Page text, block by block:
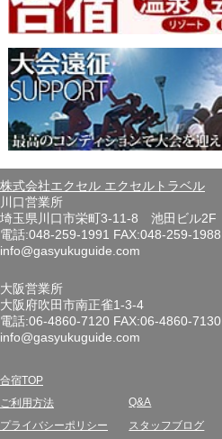
株式会社エクセル エクセルトラベル
川口営業所
埼玉県川口市栄町3-11-8 池田ビル2F
電話:048-259-1991 FAX:048-259-1988
info@gasyukuguide.com
大阪営業所
大阪府吹田市南正雀1-3-4
電話:06-4860-7120 FAX:06-4860-7130
info@gasyukuguide.com
合宿TOP
ご利用方法 Q&A
プライバシーポリシー スタッフブログ